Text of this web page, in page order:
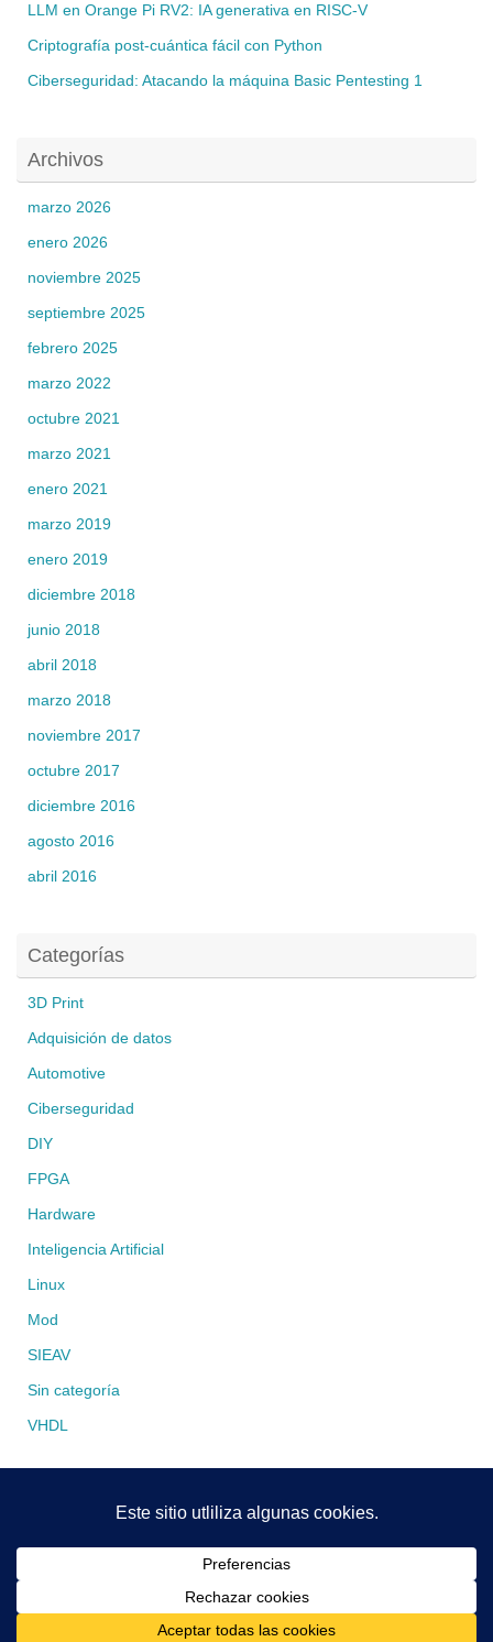
LLM en Orange Pi RV2: IA generativa en RISC-V
Criptografía post-cuántica fácil con Python
Ciberseguridad: Atacando la máquina Basic Pentesting 1
Archivos
marzo 2026
enero 2026
noviembre 2025
septiembre 2025
febrero 2025
marzo 2022
octubre 2021
marzo 2021
enero 2021
marzo 2019
enero 2019
diciembre 2018
junio 2018
abril 2018
marzo 2018
noviembre 2017
octubre 2017
diciembre 2016
agosto 2016
abril 2016
Categorías
3D Print
Adquisición de datos
Automotive
Ciberseguridad
DIY
FPGA
Hardware
Inteligencia Artificial
Linux
Mod
SIEAV
Sin categoría
VHDL
Funciona conTempera